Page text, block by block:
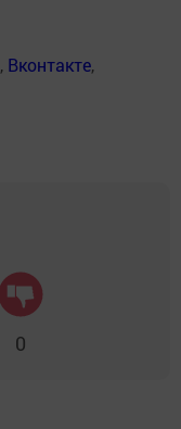
, Вконтакте,
0